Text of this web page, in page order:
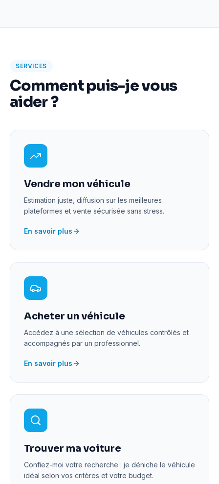
SERVICES
Comment puis-je vous
aider ?
Vendre mon véhicule
Estimation juste, diffusion sur les meilleures
plateformes et vente sécurisée sans stress.
En savoir plus
Acheter un véhicule
Accédez à une sélection de véhicules contrôlés et
accompagnés par un professionnel.
En savoir plus
Trouver ma voiture
Confiez-moi votre recherche : je déniche le véhicule
idéal selon vos critères et votre budget.